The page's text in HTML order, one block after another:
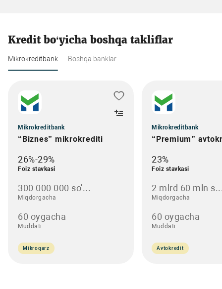
Kredit bo‘yicha boshqa takliflar
Mikrokreditbank Boshqa banklar
Mikrokreditbank
“Biznes” mikrokrediti
26%-29%
Foiz stavkasi
300 000 000 so'...
Miqdorgacha
60 oygacha
Muddati
Mikroqarz
Mikrokreditbank
“Premium”
23%
Foiz stavkasi
2 mlrd 60 mln
Miqdorgacha
60 oygacha
Muddati
Avtokredit